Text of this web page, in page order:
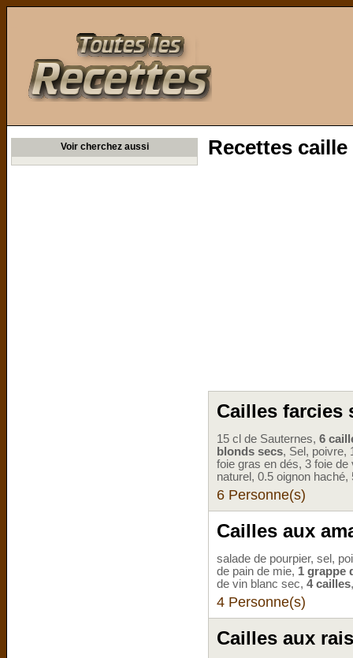
Voir cherchez aussi Recettes
Cailles farcies
15 cl de Sauternes, 6
blonds secs, Sel, poivre,
foie gras en dés, 3 foie
naturel, 0.5 oignon
6 Personne(s)
Cailles aux
salade de pourpier, sel,
de pain de mie, 1 grappe
de vin blanc sec, 4 cailles
4 Personne(s)
Cailles aux